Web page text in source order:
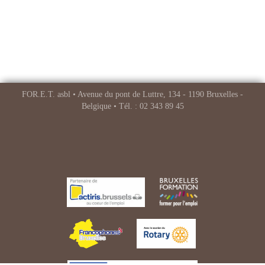
FOR.E.T. asbl • Avenue du pont de Luttre, 134 - 1190 Bruxelles -
Belgique • Tél. : 02 343 89 45